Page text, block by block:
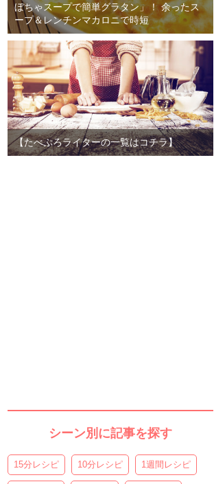
ぼちゃスープで簡単グラタン」！ 余ったス
ープ＆レンチンマカロニで時短
【たべぷろライターの一覧はコチラ】
シーン別に記事を探す
15分レシピ 10分レシピ 1週間レシピ